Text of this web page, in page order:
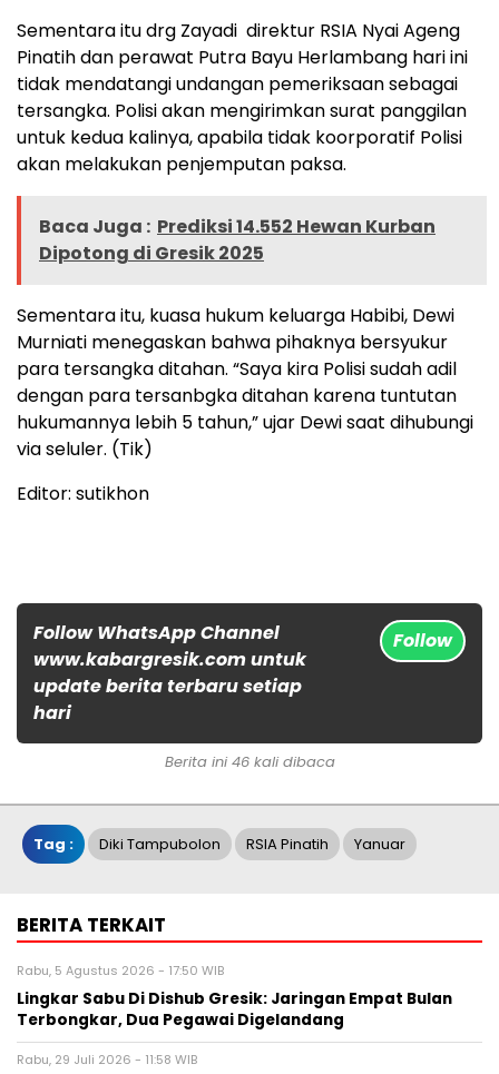
Sementara itu drg Zayadi direktur RSIA Nyai Ageng
Pinatih dan perawat Putra Bayu Herlambang hari ini
tidak mendatangi undangan pemeriksaan sebagai
tersangka. Polisi akan mengirimkan surat panggilan
untuk kedua kalinya, apabila tidak koorporatif Polisi
akan melakukan penjemputan paksa.
Baca Juga : Prediksi 14.552 Hewan Kurban
Dipotong di Gresik 2025
Sementara itu, kuasa hukum keluarga Habibi, Dewi
Murniati menegaskan bahwa pihaknya bersyukur
para tersangka ditahan. “Saya kira Polisi sudah adil
dengan para tersanbgka ditahan karena tuntutan
hukumannya lebih 5 tahun,” ujar Dewi saat dihubungi
via seluler. (Tik)
Editor: sutikhon
Follow WhatsApp Channel
www.kabargresik.com untuk
update berita terbaru setiap
hari
Follow
Berita ini 46 kali dibaca
Tag : Diki Tampubolon RSIA Pinatih Yanuar
BERITA TERKAIT
Rabu, 5 Agustus 2026 - 17:50 WIB
Lingkar Sabu Di Dishub Gresik: Jaringan Empat Bulan
Terbongkar, Dua Pegawai Digelandang
Rabu, 29 Juli 2026 - 11:58 WIB